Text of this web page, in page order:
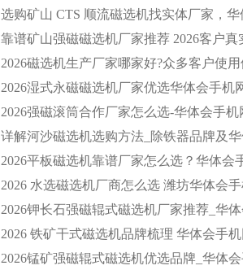
靠谱矿山强磁磁选机厂家推荐 2026客户